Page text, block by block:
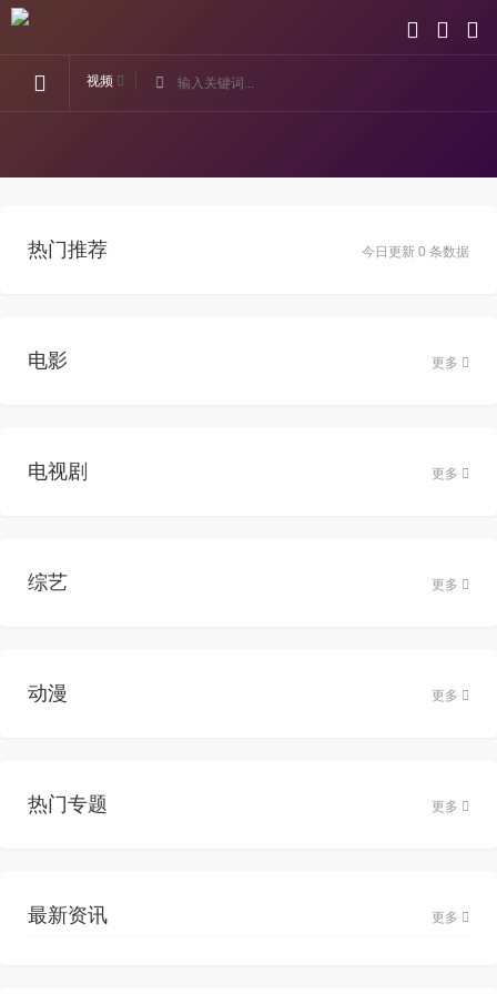
视频
今日更新 0 条数据
热门推荐
电影 更多
电视剧 更多
综艺 更多
动漫 更多
热门专题 更多
最新资讯 更多